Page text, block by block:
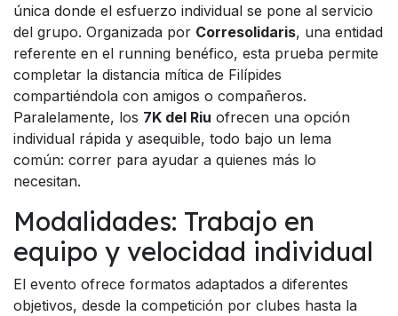
única donde el esfuerzo individual se pone al servicio
del grupo. Organizada por Corresolidaris, una entidad
referente en el running benéfico, esta prueba permite
completar la distancia mítica de Filípides
compartiéndola con amigos o compañeros.
Paralelamente, los 7K del Riu ofrecen una opción
individual rápida y asequible, todo bajo un lema
común: correr para ayudar a quienes más lo
necesitan.
Modalidades: Trabajo en
equipo y velocidad individual
El evento ofrece formatos adaptados a diferentes
objetivos, desde la competición por clubes hasta la